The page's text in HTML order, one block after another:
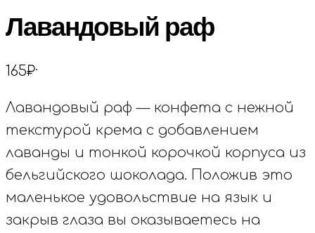
Лавандовый раф
165₽.
Лавандовый раф — конфета с нежной
текстурой крема с добавлением
лаванды и тонкой корочкой корпуса из
бельгийского шоколада. Положив это
маленькое удовольствие на язык и
закрыв глаза вы оказываетесь на